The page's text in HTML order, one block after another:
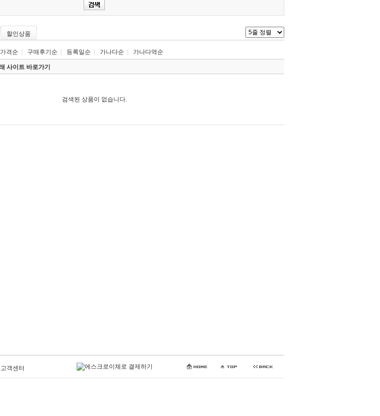
할인상품
격순 구매후기순 등록일순 가나다순 가나다역순
사이트 바로가기
검색된 상품이 없습니다.
고객센터